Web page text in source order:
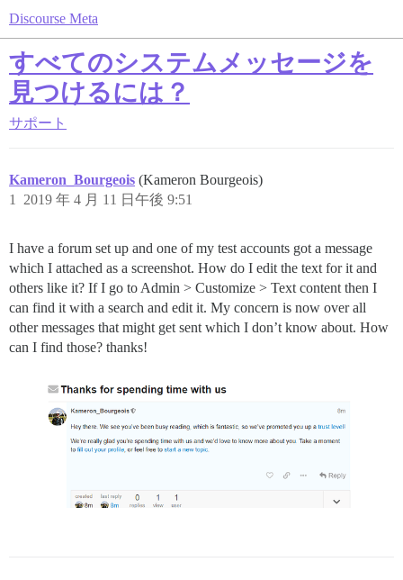
Discourse Meta
すべてのシステムメッセージを
見つけるには？
サポート
Kameron_Bourgeois (Kameron Bourgeois)
2019 年 4 月 11 日午後 9:51
1
I have a forum set up and one of my test accounts got a message
which I attached as a screenshot. How do I edit the text for it and
others like it? If I go to Admin > Customize > Text content then I
can find it with a search and edit it. My concern is now over all
other messages that might get sent which I don’t know about. How
can I find those? thanks!